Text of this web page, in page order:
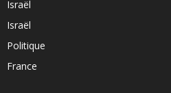
Israël
Israël
Politique
France